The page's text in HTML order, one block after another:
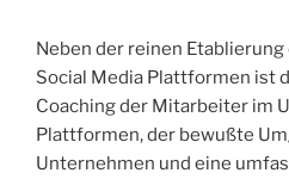
Neben der reinen
Social Media Plattformen ist
Coaching der Mitarbeiter im
Plattformen, der bewußte
Unternehmen und eine